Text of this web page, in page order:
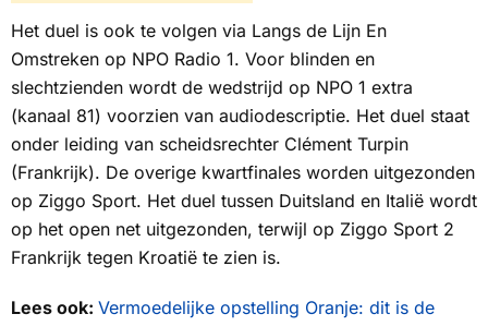
Het duel is ook te volgen via Langs de Lijn En
Omstreken op NPO Radio 1. Voor blinden en
slechtzienden wordt de wedstrijd op NPO 1 extra
(kanaal 81) voorzien van audiodescriptie. Het duel staat
onder leiding van scheidsrechter Clément Turpin
(Frankrijk). De overige kwartfinales worden uitgezonden
op Ziggo Sport. Het duel tussen Duitsland en Italië wordt
op het open net uitgezonden, terwijl op Ziggo Sport 2
Frankrijk tegen Kroatië te zien is.
Lees ook: Vermoedelijke opstelling Oranje: dit is de